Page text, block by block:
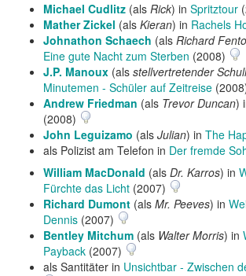
Michael Cudlitz (als Rick) in Spritztour
Mather Zickel (als Kieran) in Rachels
Johnathon Schaech (als Richard
Eine gute Nacht zum Sterben (2008)
J.P. Manoux (als stellvertretender
Minutemen - Schüler auf Zeitreise
Andrew Friedman (als Trevor Duncan)
(2008)
John Leguizamo (als Julian) in The
als Polizist am Telefon in Der fremde
William MacDonald (als Dr. Karros) in
Fürchte das Licht (2007)
Richard Dumont (als Mr. Peeves) in
Dennis (2007)
Bentley Mitchum (als Walter Morris) in
Payback (2007)
als Santitäter in Unsichtbar - Zwischen